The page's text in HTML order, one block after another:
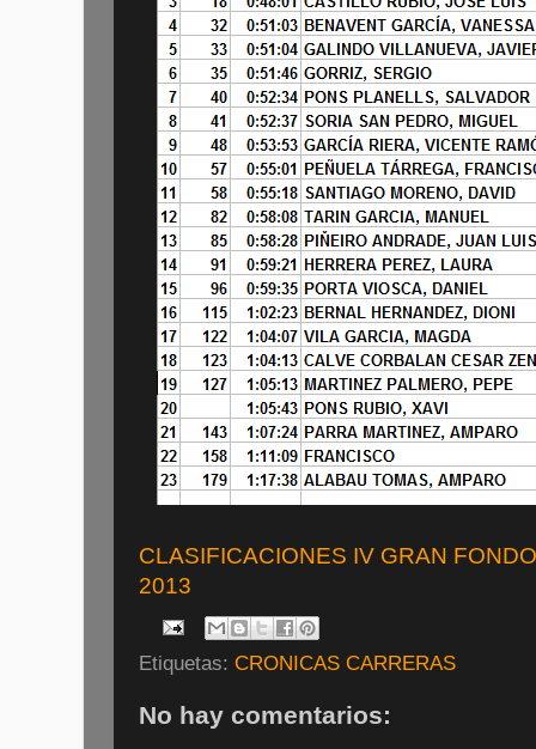
CLASIFICACIONES IV GRAN
2013
Etiquetas: CRONICAS CARRERAS
No hay comentarios: